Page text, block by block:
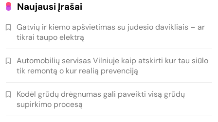
Naujausi Įrašai
Gatvių ir kiemo apšvietimas su judesio davikliais – ar
tikrai taupo elektrą
Automobilių servisas Vilniuje kaip atskirti kur tau siūlo
tik remontą o kur realią prevenciją
Kodėl grūdų drėgnumas gali paveikti visą grūdų
supirkimo procesą